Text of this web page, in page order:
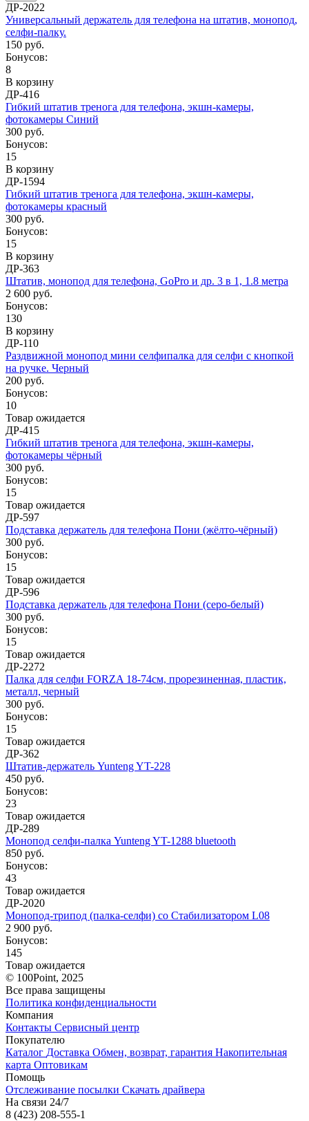
ДР-2022
Универсальный держатель для телефона на штатив, монопод,
селфи-палку.
150 руб.
Бонусов:
8
В корзину
ДР-416
Гибкий штатив тренога для телефона, экшн-камеры,
фотокамеры Синий
300 руб.
Бонусов:
15
В корзину
ДР-1594
Гибкий штатив тренога для телефона, экшн-камеры,
фотокамеры красный
300 руб.
Бонусов:
15
В корзину
ДР-363
Штатив, монопод для телефона, GoPro и др. 3 в 1, 1.8 метра
2 600 руб.
Бонусов:
130
В корзину
ДР-110
Раздвижной монопод мини селфипалка для селфи с кнопкой
на ручке. Черный
200 руб.
Бонусов:
10
Товар ожидается
ДР-415
Гибкий штатив тренога для телефона, экшн-камеры,
фотокамеры чёрный
300 руб.
Бонусов:
15
Товар ожидается
ДР-597
Подставка держатель для телефона Пони (жёлто-чёрный)
300 руб.
Бонусов:
15
Товар ожидается
ДР-596
Подставка держатель для телефона Пони (серо-белый)
300 руб.
Бонусов:
15
Товар ожидается
ДР-2272
Палка для селфи FORZA 18-74см, прорезиненная, пластик,
металл, черный
300 руб.
Бонусов:
15
Товар ожидается
ДР-362
Штатив-держатель Yunteng YT-228
450 руб.
Бонусов:
23
Товар ожидается
ДР-289
Монопод селфи-палка Yunteng YT-1288 bluetooth
850 руб.
Бонусов:
43
Товар ожидается
ДР-2020
Монопод-трипод (палка-селфи) со Стабилизатором L08
2 900 руб.
Бонусов:
145
Товар ожидается
© 100Point, 2025
Все права защищены
Политика конфиденциальности
Компания
Контакты Сервисный центр
Покупателю
Каталог Доставка Обмен, возврат, гарантия Накопительная
карта Оптовикам
Помощь
Отслеживание посылки Скачать драйвера
На связи 24/7
8 (423) 208-555-1